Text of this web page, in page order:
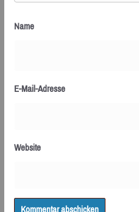
Name
E-Mail-Adresse
Website